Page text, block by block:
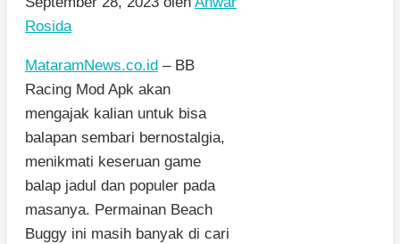
Rosida
MataramNews.co.id – BB
Racing Mod Apk akan
mengajak kalian untuk bisa
balapan sembari bernostalgia,
menikmati keseruan game
balap jadul dan populer pada
masanya. Permainan Beach
Buggy ini masih banyak di cari